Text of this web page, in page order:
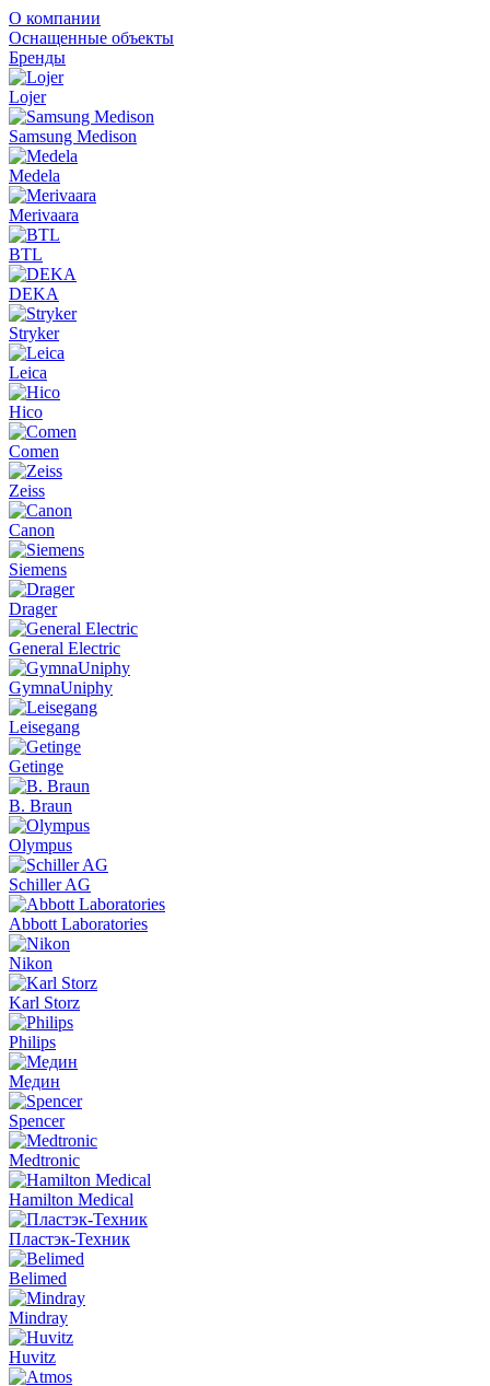
О компании
Оснащенные объекты
Бренды
Lojer
Samsung Medison
Medela
Merivaara
BTL
DEKA
Stryker
Leica
Hico
Comen
Zeiss
Canon
Siemens
Drager
General Electric
GymnaUniphy
Leisegang
Getinge
B. Braun
Olympus
Schiller AG
Abbott Laboratories
Nikon
Karl Storz
Philips
Медин
Spencer
Medtronic
Hamilton Medical
Пластэк-Техник
Belimed
Mindray
Huvitz